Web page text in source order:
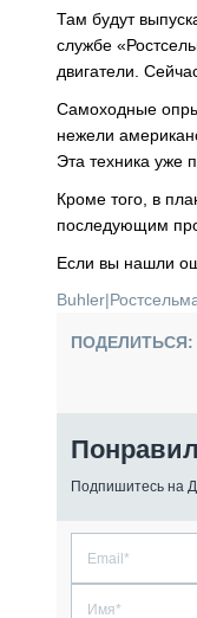
Там будут
службе
двигатели.
Самоходные
нежели
Эта техника уже
Кроме того, в
последующим
Если вы нашли
Buhler|
ПОДЕЛИТЬСЯ:
Подпишитесь на